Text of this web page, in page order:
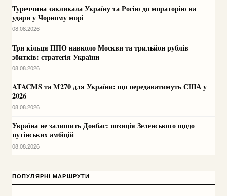
Туреччина закликала Україну та Росію до мораторію на
удари у Чорному морі
08.08.2026
Три кільця ППО навколо Москви та трильйон рублів
збитків: стратегія України
08.08.2026
ATACMS та M270 для України: що передаватимуть США у
2026
08.08.2026
Україна не залишить Донбас: позиція Зеленського щодо
путінських амбіцій
08.08.2026
ПОПУЛЯРНІ МАРШРУТИ